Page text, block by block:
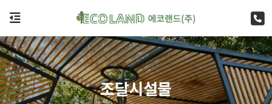
조달시설물